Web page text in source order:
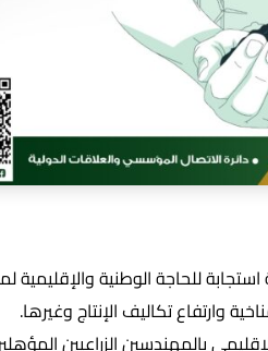
للحاجة الوطنية والإقليمية
وارتفاع تكاليف الإنتاج وغيرها.
بالمهندسين الزراعيين